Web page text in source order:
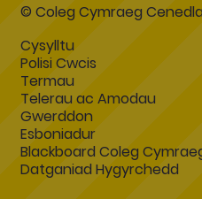
© Coleg Cymraeg
Cysylltu
Polisi Cwcis
Termau
Telerau ac Amodau
Gwerddon
Esboniadur
Blackboard Coleg
Datganiad Hygyrchedd